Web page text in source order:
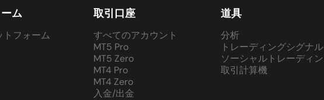
ム
トフォーム
取引口座
すべてのアカウント
MT5 Pro
MT5 Zero
MT4 Pro
MT4 Zero
入金/出金
道具
分析
トレーディングシグナル
ソーシャルトレーディ
取引計算機